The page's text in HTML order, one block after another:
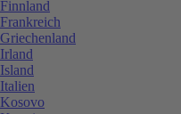
Finnland
Frankreich
Griechenland
Irland
Island
Italien
Kosovo